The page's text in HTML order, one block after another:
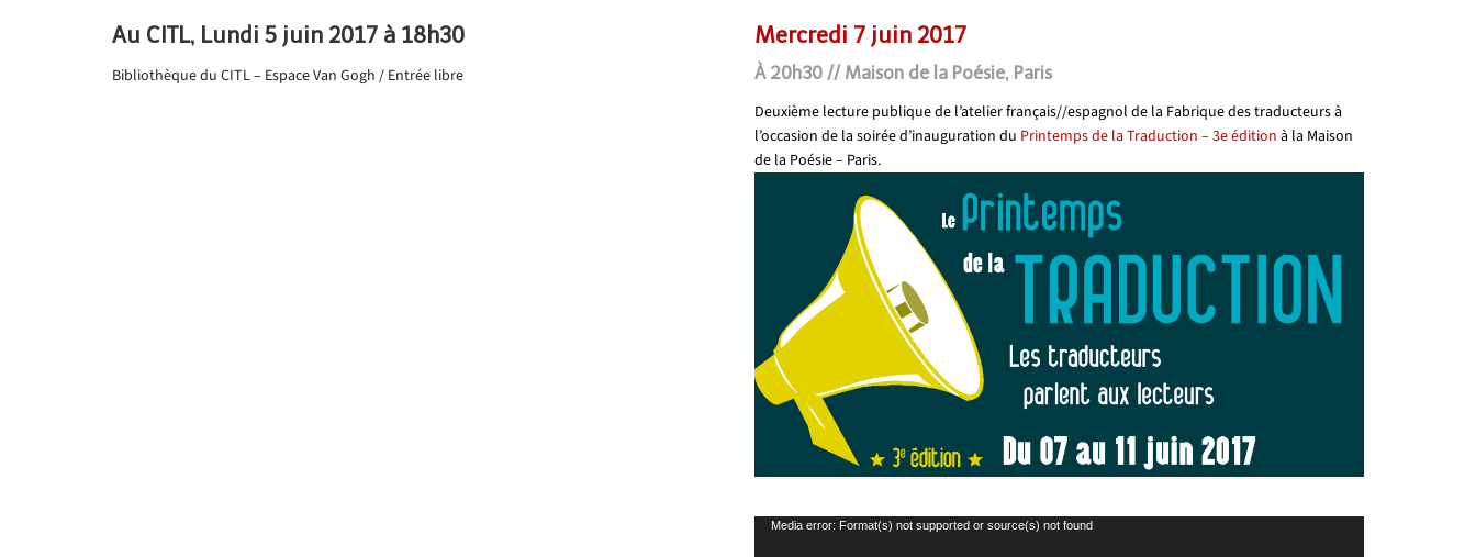
Au CITL, Lundi 5 juin 2017 à 18h30
Bibliothèque du CITL – Espace Van Gogh / Entrée libre
Mercredi 7 juin 2017
À 20h30 // Maison de la Poésie, Paris
Deuxième lecture publique de l’atelier français//espagnol de la Fabrique des traducteurs à
l’occasion de la soirée d’inauguration du Printemps de la Traduction – 3e édition à la Maison
de la Poésie – Paris.
Lecteur
Media error: Format(s) not supported or source(s) not found